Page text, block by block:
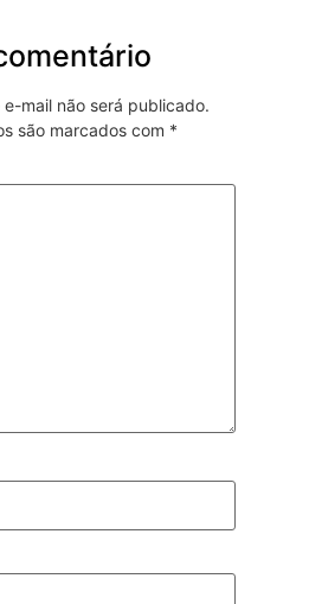
mail não será publicado.
são marcados com *